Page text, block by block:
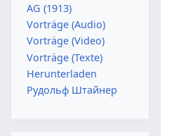
AG (1913)
Vorträge (Audio)
Vorträge (Video)
Vorträge (Texte)
Herunterladen
Рудольф Штайнер